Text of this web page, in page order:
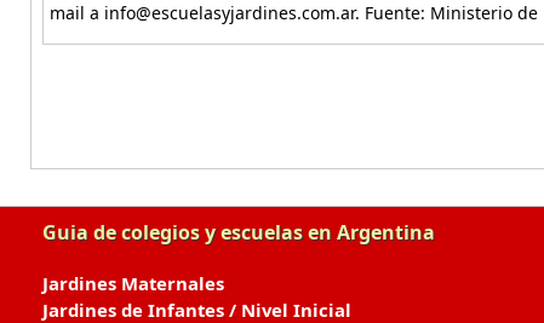
mail a info@escuelasyjardines.com.ar. Fuente: Ministerio
Guia de colegios y escuelas en Argentina
Jardines Maternales
Jardines de Infantes / Nivel Inicial